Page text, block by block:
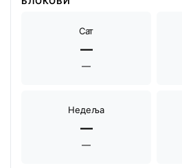
Сат
—
—
Недеља
—
—